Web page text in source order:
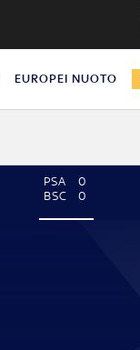
EUROPEI NUOTO
PSA
0
BSC
0